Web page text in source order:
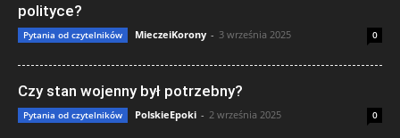
polityce?
Pytania od czytelników MieczeiKorony - 3 września 2025 0
Czy stan wojenny był potrzebny?
Pytania od czytelników PolskieEpoki - 2 września 2025 0